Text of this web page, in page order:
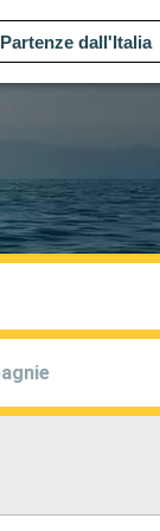
Partenze dall'Italia